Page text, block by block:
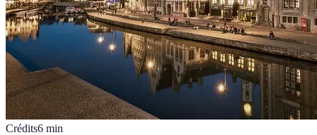
Crédits6 min